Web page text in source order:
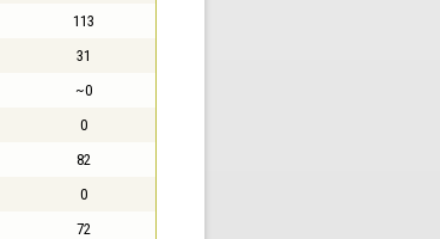
113
31
~0
0
82
0
72